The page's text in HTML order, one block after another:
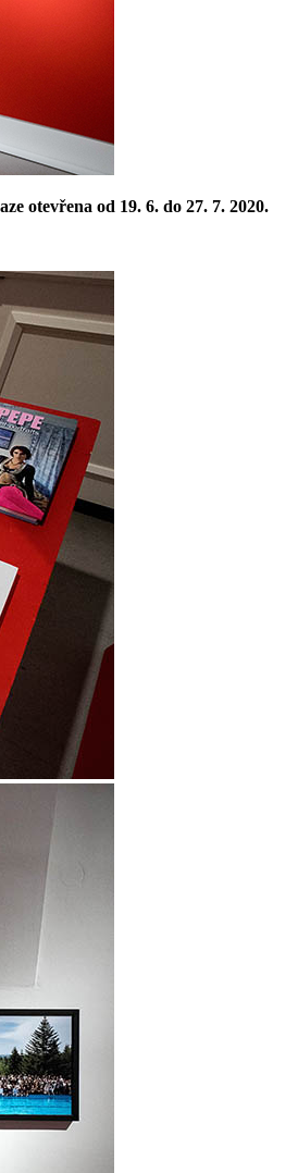
otevřena od 19. 6. do 27. 7. 2020.